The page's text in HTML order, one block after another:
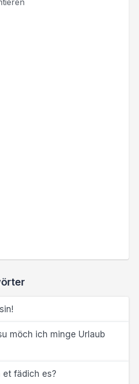
möch ich minge Urlaub
fädich es?